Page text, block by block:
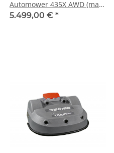
Automower 435X AWD (max.
3.500m²) inkl. Installation
5.499,00 € *